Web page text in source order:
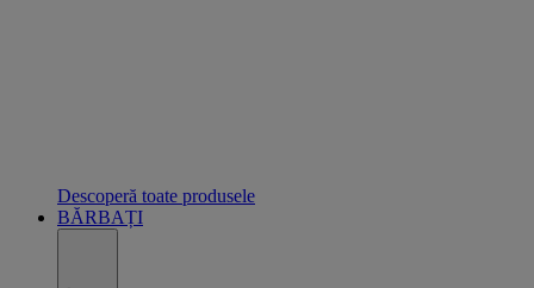
Descoperă toate produsele
BĂRBAȚI